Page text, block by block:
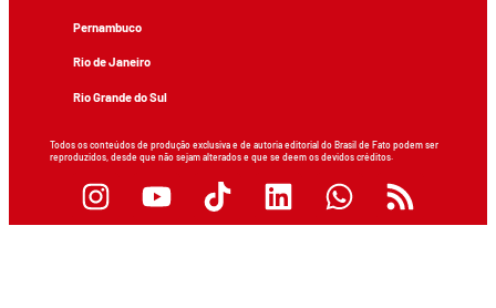
Pernambuco
Rio de Janeiro
Rio Grande do Sul
Todos os conteúdos de produção exclusiva e de autoria editorial do Brasil de Fato podem ser
reproduzidos, desde que não sejam alterados e que se deem os devidos créditos.